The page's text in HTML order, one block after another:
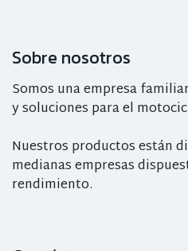
Sobre nosotros
Somos una empresa
y soluciones para el
Nuestros productos están
medianas empresas
rendimiento.